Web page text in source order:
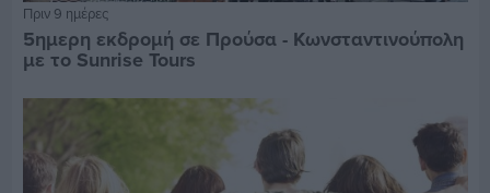
Πριν 9 ημέρες
5ημερη εκδρομή σε Προύσα - Κωνσταντινούπολη
με το Sunrise Tours